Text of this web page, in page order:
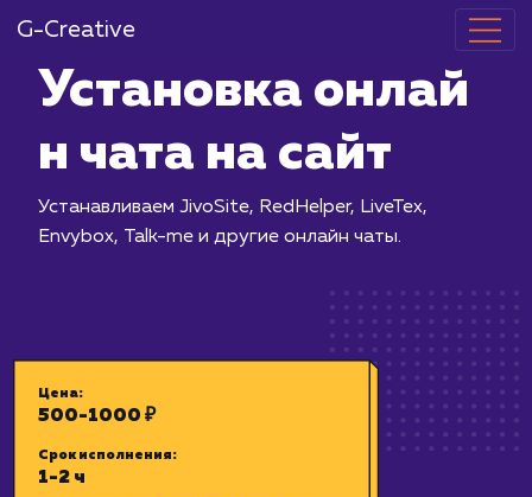
G-Creative
Установка
н чата на